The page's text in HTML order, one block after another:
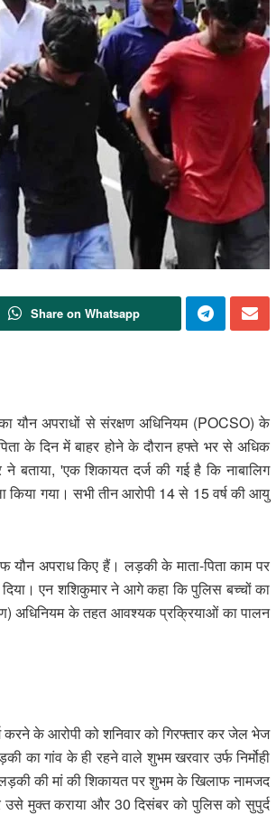
Share on Whatsapp
यौन अपराधों से संरक्षण अधिनियम (POCSO) के
के दिन में बाहर होने के दौरान हफ्ते भर से अधिक
'एक शिकायत दर्ज की गई है कि नाबालिग
किया गया। सभी तीन आरोपी 14 से 15 वर्ष की आयु
अपराध किए हैं। लड़की के माता-पिता काम पर
एन शशिकुमार ने आगे कहा कि पुलिस बच्चों का
अधिनियम के तहत आवश्यक प्रक्रियाओं का पालन
करने के आरोपी को शनिवार को गिरफ्तार कर जेल भेज
का गांव के ही रहने वाले शुभम खरवार उर्फ निर्मोही
की मां की शिकायत पर शुभम के खिलाफ नामजद
उसे मुक्त कराया और 30 दिसंबर को पुलिस को सुपुर्द